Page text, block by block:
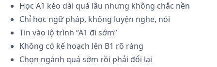
Học A1 kéo dài quá lâu nhưng không chắc nền
Chỉ học ngữ pháp, không luyện nghe, nói
Tin vào lộ trình “A1 đi sớm”
Không có kế hoạch lên B1 rõ ràng
Chọn ngành quá sớm rồi phải đổi lại